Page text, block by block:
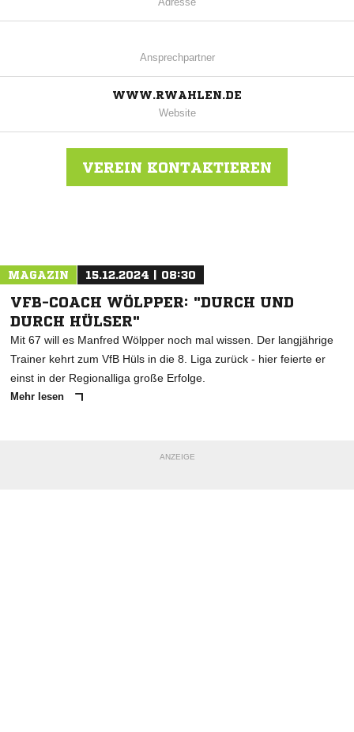
Ansprechpartner
WWW.RWAHLEN.DE
Website
VEREIN KONTAKTIEREN
MAGAZIN 15.12.2024 | 08:30
VFB-COACH WÖLPPER: "DURCH UND
DURCH HÜLSER"
Mit 67 will es Manfred Wölpper noch mal wissen. Der langjährige
Trainer kehrt zum VfB Hüls in die 8. Liga zurück - hier feierte er
einst in der Regionalliga große Erfolge.
Mehr lesen
ANZEIGE